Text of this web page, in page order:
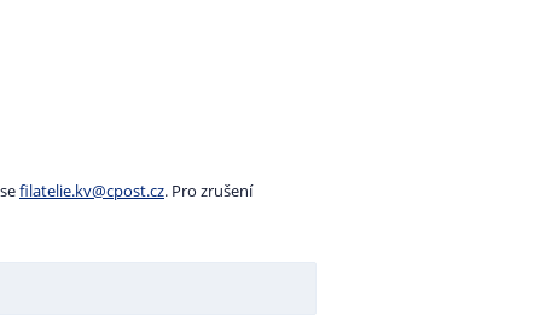
filatelie.kv@cpost.cz. Pro zrušení